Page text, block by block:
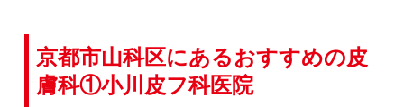
京都市山科区にあるおすすめの皮
膚科①小川皮フ科医院